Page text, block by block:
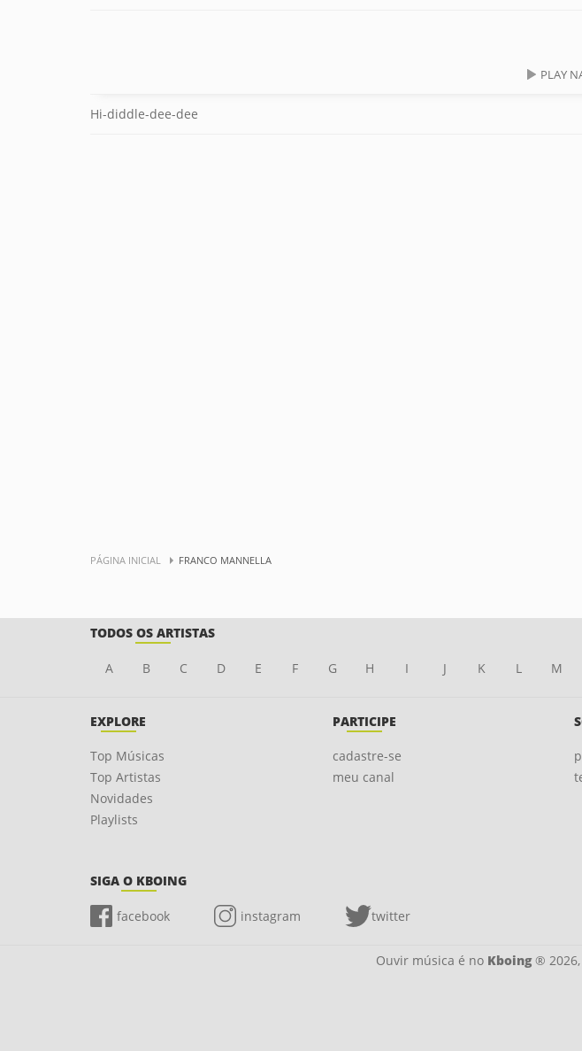
PLAY
Hi-diddle-dee-dee
PÁGINA INICIAL FRANCO MANNELLA
TODOS OS ARTISTAS
A B C D E F G H I J K L M
EXPLORE
Top Músicas
Top Artistas
Novidades
Playlists
PARTICIPE
cadastre-se
meu canal
SIGA O KBOING
facebook instagram twitter
Ouvir música é no Kboing® 2026,